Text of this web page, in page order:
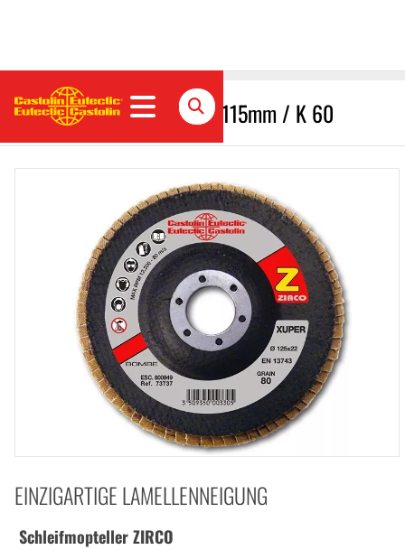
Schleifmopteller ZIRCO Ø 115mm / K 60
EINZIGARTIGE LAMELLENNEIGUNG
Schleifmopteller ZIRCO